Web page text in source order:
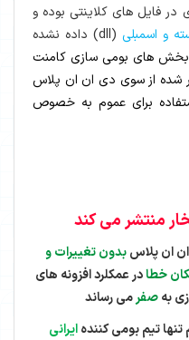
فایل های کلاینتی بوده و
و اسمبلی
(dll) داده نشده
های بومی سازی کامنت
شده از سوی دی ان ان پلاس
برای عموم به خصوص
منتشر می کند
ان پلاسبدون تغییرات و
خطادر عمکلرد افزونه های
بهصفرمی رساند
تنها تیم بومی کنندهایرانی